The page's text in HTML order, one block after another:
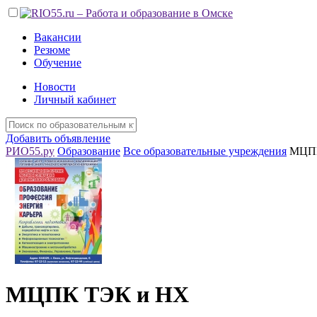
Вакансии
Резюме
Обучение
Новости
Личный кабинет
Добавить объявление
РИО55.ру Образование Все образовательные учреждения
МЦПК ТЭК и НХ